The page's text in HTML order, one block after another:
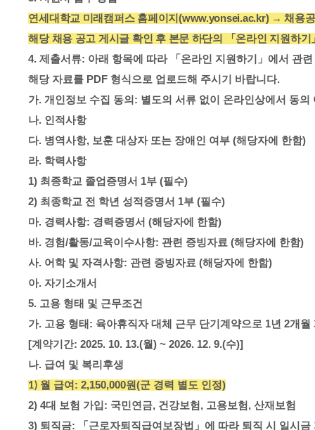
연세대학교 미래캠퍼스 홈페이지(www.yonsei.ac.kr) → 채용
해당 채용 공고 게시글 확인 후 본문 하단의
「 온라인 지원하기
4. 제출서류: 아래 항목에 따라 「 온라인 지원하기 」 에서 관
해당 자료를 PDF 형식으로 업로드해 주시기 바랍니다.
가. 개인정보 수집 동의 : 별도의 서류 없이 온라인상에서 동의
나. 인적사항
다. 병역사항, 보훈 대상자 또는 장애인 여부 (해당자에 한함)
라. 학력사항
1) 최종학교 졸업증명서 1부 (필수)
2) 최종학교 전 학년 성적증명서 1부 (필수)
마. 경력사항: 경력증명서 (해당자에 한함)
바. 경험/활동/교육이수사항: 관련 증빙자료 (해당자에 한함)
사. 어학 및 자격사항: 관련 증빙자료 (해당자에 한함)
아. 자기소개서
5. 고용 형태 및 근무조건
가. 고용 형태 : 육아휴직자 대체 근무 단기계약으로 1년 2개월
[계약기간: 2025. 10. 13.(월) ~ 2026. 12. 9.(수)]
나. 급여 및 복리후생
1) 월 급여 : 2,150,000원(군 경력 별도 인정)
2) 4대 보험 가입 : 국민연금, 건강보험, 고용보험, 산재보험
3) 퇴직금: 「 근로자퇴직급여보장법 」 에 따라 퇴직 시 일시금